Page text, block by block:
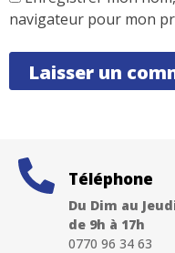
navigateur pour mon
Téléphone
Du Dim au
de 9h à 17h
0770 96 34 63